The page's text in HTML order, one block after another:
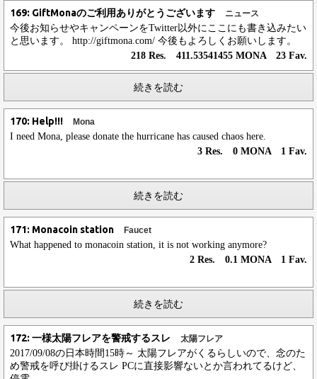
169: GiftMonaのご利用ありがとうございます ニュース
今後お知らせやキャンペーンをTwitter以外にここにも書き込みたい
と思います。 http://giftmona.com/ 今後もよろしくお願いします。
218 Res. 411.53541455 MONA 23 Fav.
続きを読む
170: Help!!! Mona
I need Mona, please donate the hurricane has caused chaos here.
3 Res. 0 MONA 1 Fav.
続きを読む
171: Monacoin station Faucet
What happened to monacoin station, it is not working anymore?
2 Res. 0.1 MONA 1 Fav.
続きを読む
172: 一様太陽フレアを警戒するスレ 太陽フレア
2017/09/08の日本時間15時～ 太陽フレアがくるらしいので、念のた
め警戒を呼び掛けるスレ PCに直接影響ないとか言われてるけど、